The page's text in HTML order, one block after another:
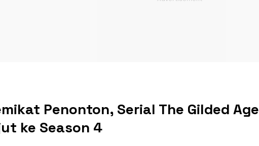
Penonton, Serial The Gilded Age
ke Season 4